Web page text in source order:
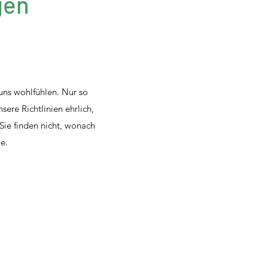
wohlfühlen. Nur so
Richtlinien ehrlich,
finden nicht, wonach